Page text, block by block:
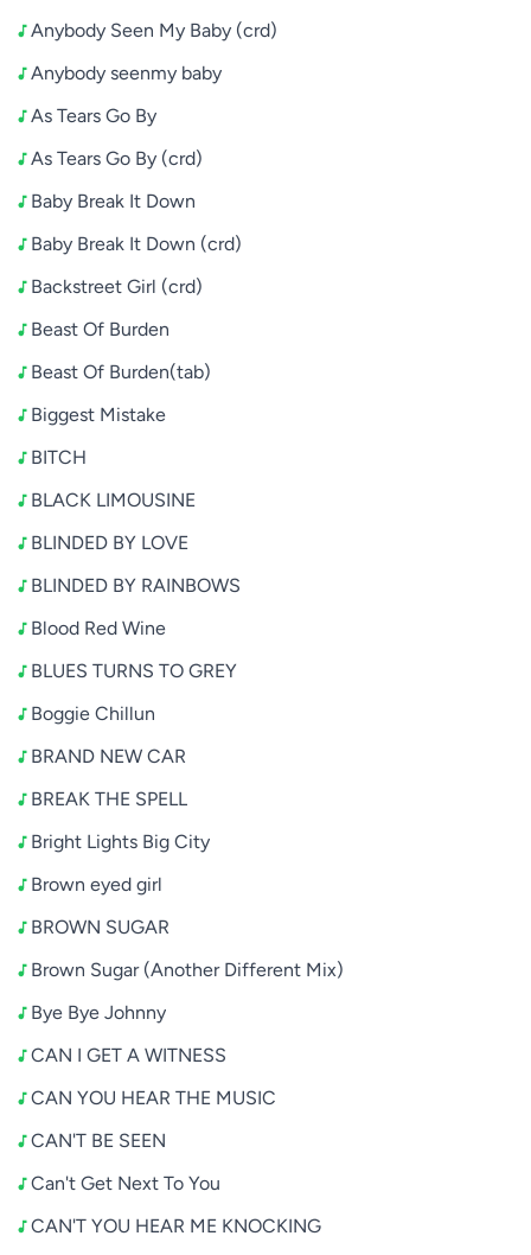
Anybody Seen My Baby (crd)
Anybody seenmy baby
As Tears Go By
As Tears Go By (crd)
Baby Break It Down
Baby Break It Down (crd)
Backstreet Girl (crd)
Beast Of Burden
Beast Of Burden(tab)
Biggest Mistake
BITCH
BLACK LIMOUSINE
BLINDED BY LOVE
BLINDED BY RAINBOWS
Blood Red Wine
BLUES TURNS TO GREY
Boggie Chillun
BRAND NEW CAR
BREAK THE SPELL
Bright Lights Big City
Brown eyed girl
BROWN SUGAR
Brown Sugar (Another Different Mix)
Bye Bye Johnny
CAN I GET A WITNESS
CAN YOU HEAR THE MUSIC
CAN'T BE SEEN
Can't Get Next To You
CAN'T YOU HEAR ME KNOCKING